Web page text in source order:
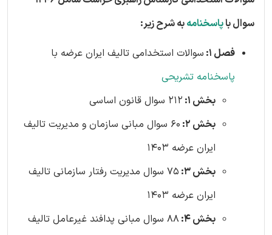
سوال باپاسخنامهبه شرح زیر:
فصل 1:
سوالات استخدامی تالیف ایران عرضه با
پاسخنامه تشریحی
بخش 1:
212 سوال قانون اساسی
بخش 2:
60 سوال مبانی سازمان و مدیریت تالیف
ایران عرضه 1403
بخش 3:
75 سوال مدیریت رفتار سازمانی تالیف
ایران عرضه 1403
بخش 4:
88 سوال مبانی پدافند غیرعامل تالیف